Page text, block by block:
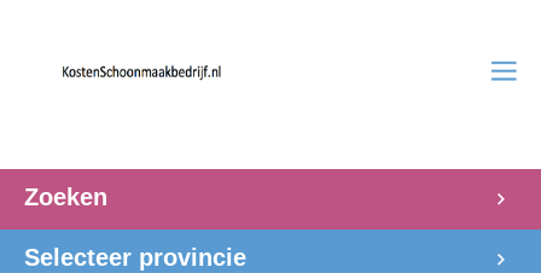
Zoeken
Selecteer provincie